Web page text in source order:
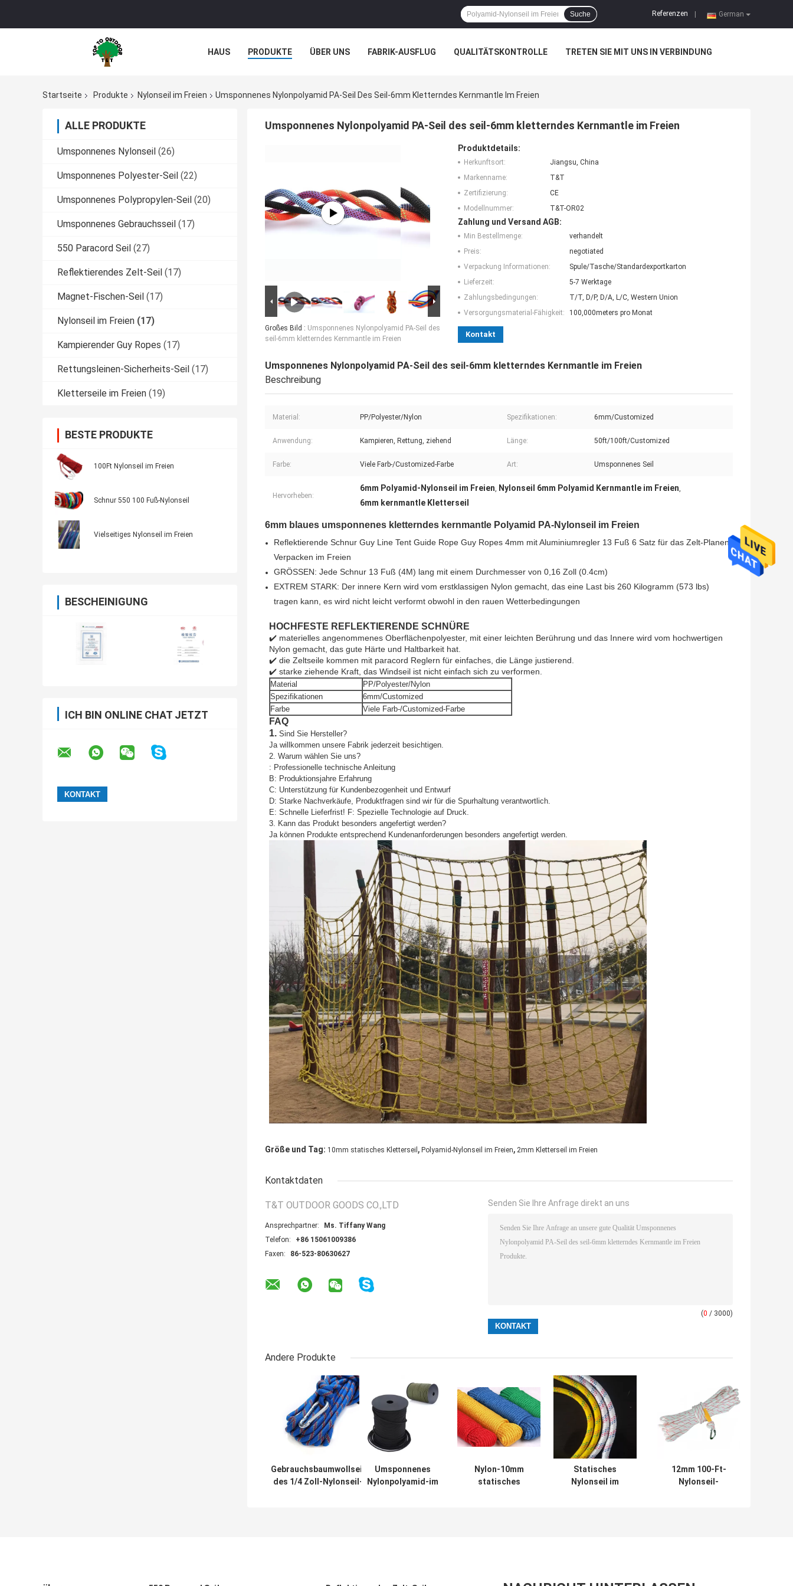
German
Referenzen
Suche
HAUS PRODUKTE ÜBER UNS FABRIK-AUSFLUG QUALITÄTSKONTROLLE TRETEN SIE MIT UNS IN VERBINDUNG
Startseite Produkte Nylonseil im Freien Umsponnenes Nylonpolyamid PA-Seil Des Seil-6mm Kletterndes Kernmantle Im Freien
ALLE PRODUKTE
Umsponnenes Nylonseil (26)
Umsponnenes Polyester-Seil (22)
Umsponnenes Polypropylen-Seil (20)
Umsponnenes Gebrauchsseil (17)
550 Paracord Seil (27)
Reflektierendes Zelt-Seil (17)
Magnet-Fischen-Seil (17)
Nylonseil im Freien (17)
Kampierender Guy Ropes (17)
Rettungsleinen-Sicherheits-Seil (17)
Kletterseile im Freien (19)
BESTE PRODUKTE
100Ft Nylonseil im Freien
Schnur 550 100 Fuß-Nylonseil
Vielseitiges Nylonseil im Freien
BESCHEINIGUNG
ICH BIN ONLINE CHAT JETZT
Umsponnenes Nylonpolyamid PA-Seil des seil-6mm kletterndes Kernmantle im Freien
Großes Bild : Umsponnenes Nylonpolyamid PA-Seil des
seil-6mm kletterndes Kernmantle im Freien
Produktdetails:
Herkunftsort:
Jiangsu, China
Markenname:
T&T
Zertifizierung:
CE
Modellnummer:
T&T-OR02
Zahlung und Versand AGB:
Min Bestellmenge:
verhandelt
Preis:
negotiated
Verpackung Informationen:
Spule/Tasche/Standardexportkarton
Lieferzeit:
5-7 Werktage
Zahlungsbedingungen:
T/T, D/P, D/A, L/C, Western Union
Versorgungsmaterial-Fähigkeit:
100,000meters pro Monat
Kontakt
Umsponnenes Nylonpolyamid PA-Seil des seil-6mm kletterndes Kernmantle im Freien
Beschreibung
Material: PP/Polyester/Nylon Spezifikationen: 6mm/Customized
Anwendung: Kampieren, Rettung, ziehend Länge: 50ft/100ft/Customized
Farbe: Viele Farb-/Customized-Farbe Art: Umsponnenes Seil
Hervorheben:
6mm Polyamid-Nylonseil im Freien, Nylonseil 6mm Polyamid Kernmantle im Freien,
6mm kernmantle Kletterseil
6mm blaues umsponnenes kletterndes kernmantle Polyamid PA-Nylonseil im Freien
Reflektierende Schnur Guy Line Tent Guide Rope Guy Ropes 4mm mit Aluminiumregler 13 Fuß 6 Satz für das Zelt-Planen-
Verpacken im Freien
GRÖSSEN: Jede Schnur 13 Fuß (4M) lang mit einem Durchmesser von 0,16 Zoll (0.4cm)
EXTREM STARK: Der innere Kern wird vom erstklassigen Nylon gemacht, das eine Last bis 260 Kilogramm (573 lbs)
tragen kann, es wird nicht leicht verformt obwohl in den rauen Wetterbedingungen
HOCHFESTE REFLEKTIERENDE SCHNÜRE
✔️ materielles angenommenes Oberflächenpolyester, mit einer leichten Berührung und das Innere wird vom hochwertigen
Nylon gemacht, das gute Härte und Haltbarkeit hat.
✔️ die Zeltseile kommen mit paracord Reglern für einfaches, die Länge justierend.
✔️ starke ziehende Kraft, das Windseil ist nicht einfach sich zu verformen.
Material
PP/Polyester/Nylon
Spezifikationen
6mm/Customized
Farbe
Viele Farb-/Customized-Farbe
FAQ
1. Sind Sie Hersteller?
Ja willkommen unsere Fabrik jederzeit besichtigen.
2. Warum wählen Sie uns?
: Professionelle technische Anleitung
B: Produktionsjahre Erfahrung
C: Unterstützung für Kundenbezogenheit und Entwurf
D: Starke Nachverkäufe, Produktfragen sind wir für die Spurhaltung verantwortlich.
E: Schnelle Lieferfrist! F: Spezielle Technologie auf Druck.
3. Kann das Produkt besonders angefertigt werden?
Ja können Produkte entsprechend Kundenanforderungen besonders angefertigt werden.
Größe und Tag: 10mm statisches Kletterseil , Polyamid-Nylonseil im Freien, 2mm Kletterseil im Freien
Kontaktdaten
T&T OUTDOOR GOODS CO.,LTD
Ansprechpartner:
Ms. Tiffany Wang
Telefon:
+86 15061009386
Faxen:
86-523-80630627
Senden Sie Ihre Anfrage direkt an uns
(0 / 3000)
Andere Produkte
Gebrauchsbaumwollseil
des 1/4 Zoll-Nylonseil-
Umsponnenes
Nylonpolyamid-im
Nylon-10mm
statisches
Statisches
Nylonseil im
12mm 100-Ft-
Nylonseil-